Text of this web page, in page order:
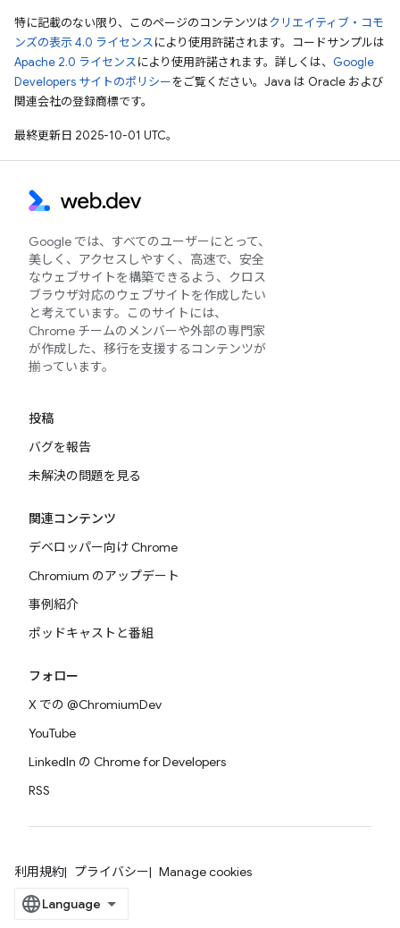
特に記載のない限り、このページのコンテンツはクリエイティブ・コモ
ンズの表示 4.0 ライセンスにより使用許諾されます。コードサンプルは
Apache 2.0 ライセンスにより使用許諾されます。詳しくは、 Google
Developers サイトのポリシーをご覧ください。Java は Oracle および
関連会社の登録商標です。
最終更新日 2025-10-01 UTC。
Google では、すべてのユーザーにとって、
美しく、アクセスしやすく、高速で、安全
なウェブサイトを構築できるよう、クロス
ブラウザ対応のウェブサイトを作成したい
と考えています。このサイトには、
Chrome チームのメンバーや外部の専門家
が作成した、移行を支援するコンテンツが
揃っています。
投稿
バグを報告
未解決の問題を見る
関連コンテンツ
デベロッパー向け Chrome
Chromium のアップデート
事例紹介
ポッドキャストと番組
フォロー
X での @ChromiumDev
YouTube
LinkedIn の Chrome for Developers
RSS
利用規約 プライバシー Manage cookies